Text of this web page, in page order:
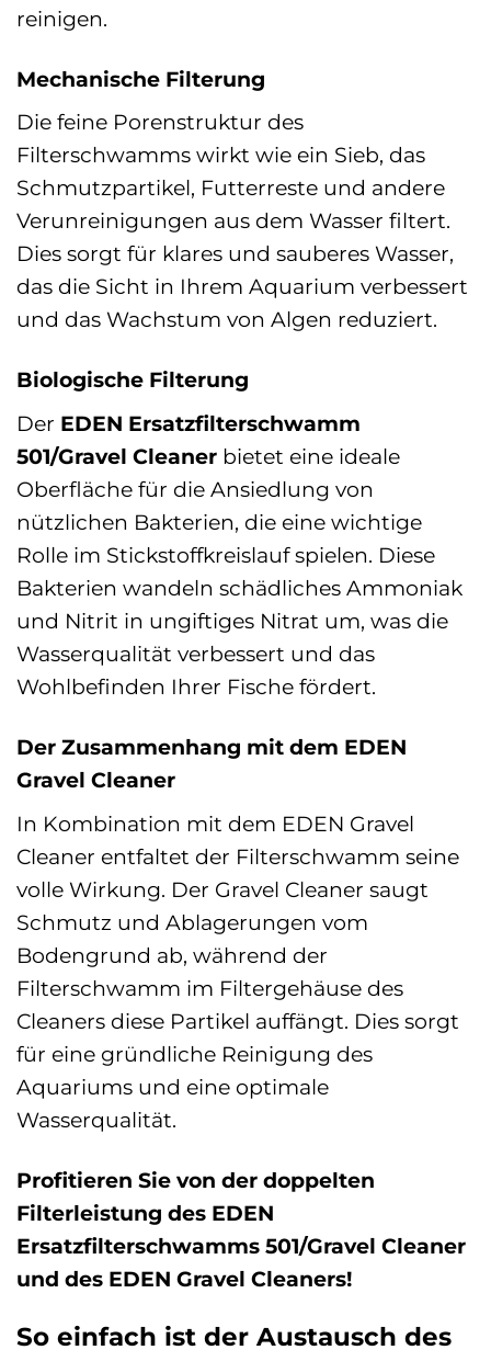
reinigen.
Mechanische Filterung
Die feine Porenstruktur des
Filterschwamms wirkt wie ein Sieb, das
Schmutzpartikel, Futterreste und andere
Verunreinigungen aus dem Wasser filtert.
Dies sorgt für klares und sauberes Wasser,
das die Sicht in Ihrem Aquarium verbessert
und das Wachstum von Algen reduziert.
Biologische Filterung
Der EDEN Ersatzfilterschwamm
501/Gravel Cleaner bietet eine ideale
Oberfläche für die Ansiedlung von
nützlichen Bakterien, die eine wichtige
Rolle im Stickstoffkreislauf spielen. Diese
Bakterien wandeln schädliches Ammoniak
und Nitrit in ungiftiges Nitrat um, was die
Wasserqualität verbessert und das
Wohlbefinden Ihrer Fische fördert.
Der Zusammenhang mit dem EDEN
Gravel Cleaner
In Kombination mit dem EDEN Gravel
Cleaner entfaltet der Filterschwamm seine
volle Wirkung. Der Gravel Cleaner saugt
Schmutz und Ablagerungen vom
Bodengrund ab, während der
Filterschwamm im Filtergehäuse des
Cleaners diese Partikel auffängt. Dies sorgt
für eine gründliche Reinigung des
Aquariums und eine optimale
Wasserqualität.
Profitieren Sie von der doppelten
Filterleistung des EDEN
Ersatzfilterschwamms 501/Gravel Cleaner
und des EDEN Gravel Cleaners!
So einfach ist der Austausch des